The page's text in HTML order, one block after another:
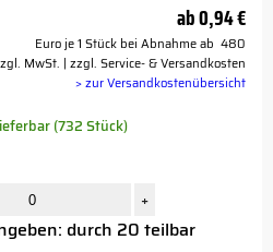
ab0,94 €
Euro je 1 Stück bei Abnahme ab 480
MwSt. | zzgl. Service- & Versandkosten
> zur Versandkostenübersicht
(732 Stück)
+
durch 20 teilbar